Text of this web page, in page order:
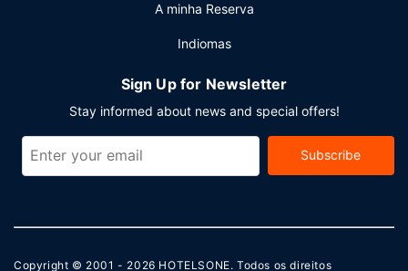
A minha Reserva
Indiomas
Sign Up for Newsletter
Stay informed about news and special offers!
Subscribe
Copyright © 2001 - 2026 HOTELSONE. Todos os direitos